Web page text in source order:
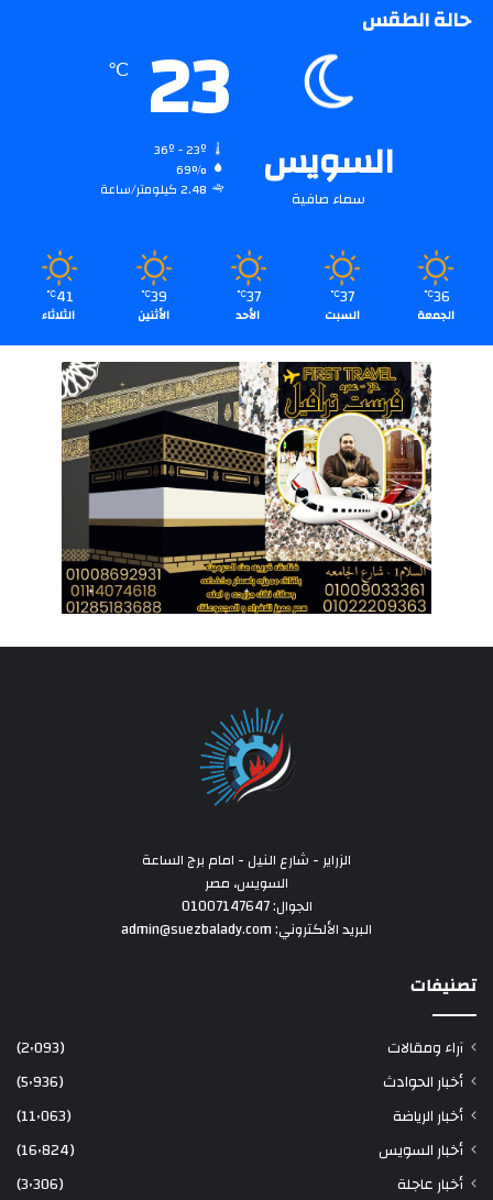
حالة الطقس
السويس
سماء صافية
23
℃
69%
2.48 كيلومتر/ساعة
36
℃
الجمعة
37
℃
السبت
37
℃
الأحد
39
℃
الأثنين
41
℃
الثلاثاء
الزراير - شارع النيل - امام برج الساعة
السويس، مصر
الجوال: 01007147647
البريد الألكتروني: admin@suezbalady.com
تصنيفات
آراء ومقالات
(2٬093)
أخبار الحوادث
(5٬936)
أخبار الرياضة
(11٬063)
أخبار السويس
(16٬824)
أخبار عاجلة
(3٬306)